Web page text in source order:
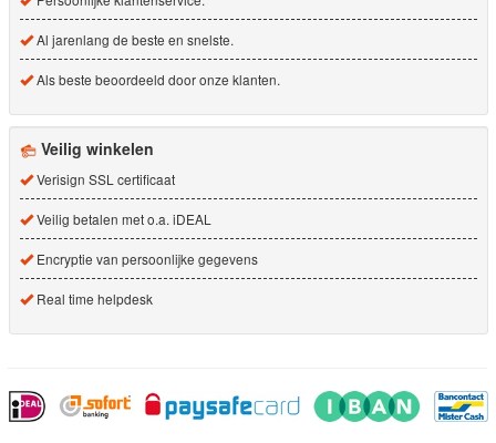
Al jarenlang de beste en snelste.
Als beste beoordeeld door onze klanten.
Veilig winkelen
Verisign SSL certificaat
Veilig betalen met o.a. iDEAL
Encryptie van persoonlijke gegevens
Real time helpdesk